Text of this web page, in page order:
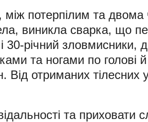
між потерпілим та двома
виникла сварка, що
30-річний зловмисники,
та ногами по голові
Від отриманих
та приховати